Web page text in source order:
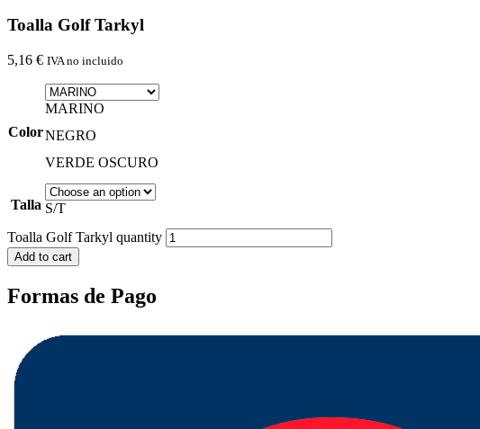
Toalla Golf Tarkyl
5,16 € IVA no incluido
Color
MARINO
NEGRO
VERDE OSCURO
Talla S/T
Toalla Golf Tarkyl quantity
Add to cart
Formas de Pago